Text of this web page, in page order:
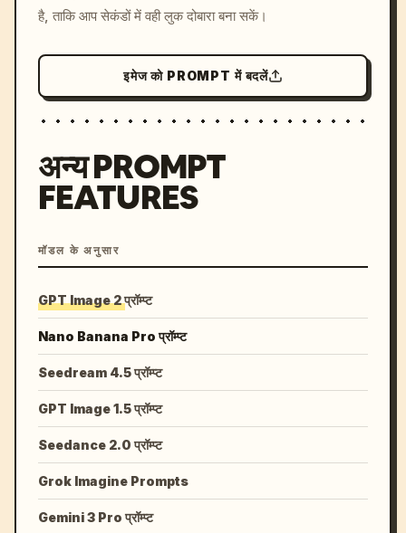
है, ताकि आप सेकंडों में वही लुक दोबारा बना सकें।
इमेज को PROMPT में बदलें
अन्य PROMPT
FEATURES
मॉडल के अनुसार
GPT Image 2 प्रॉम्प्ट
Nano Banana Pro प्रॉम्प्ट
Seedream 4.5 प्रॉम्प्ट
GPT Image 1.5 प्रॉम्प्ट
Seedance 2.0 प्रॉम्प्ट
Grok Imagine Prompts
Gemini 3 Pro प्रॉम्प्ट